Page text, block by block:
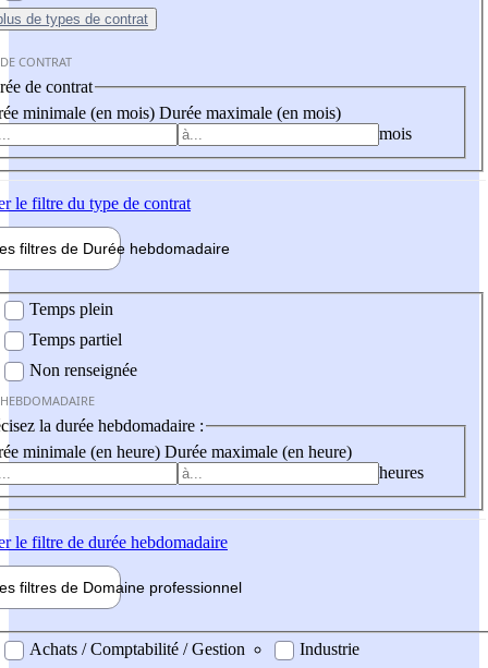
de types de contrat
CONTRAT
de contrat
minimale (en mois) Durée maximale (en mois)
mois
le filtre du type de contrat
filtres de Durée hebdomadaire
Temps plein
Temps partiel
Non renseignée
la durée hebdomadaire :
minimale (en heure) Durée maximale (en heure)
heures
le filtre de durée hebdomadaire
filtres de Domaine professionnel
professionel
Achats / Comptabilité / Gestion
Industrie